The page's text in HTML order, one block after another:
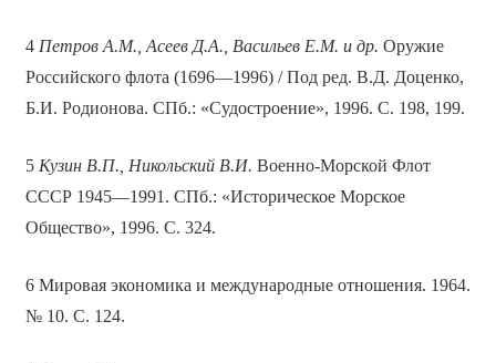
4 Петров А.М., Асеев Д.А., Васильев Е.М. и др. Оружие
Российского флота (1696—1996) / Под ред. В.Д. Доценко,
Б.И. Родионова. СПб.: «Судостроение», 1996. С. 198, 199.
5 Кузин В.П., Никольский В.И. Военно-Морской Флот
СССР 1945—1991. СПб.: «Историческое Морское
Общество», 1996. С. 324.
6 Мировая экономика и международные отношения. 1964.
№ 10. С. 124.